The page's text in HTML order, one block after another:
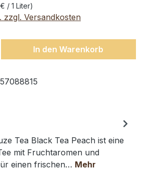
/ 1 Liter)
zzgl. Versandkosten
Gib den
In den Warenkorb
57088815
Tea Black Tea Peach ist eine
mit Fruchtaromen und
einen frischen… Mehr